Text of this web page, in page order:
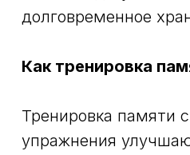
долговременное
Как тренировка
Тренировка памяти
упражнения